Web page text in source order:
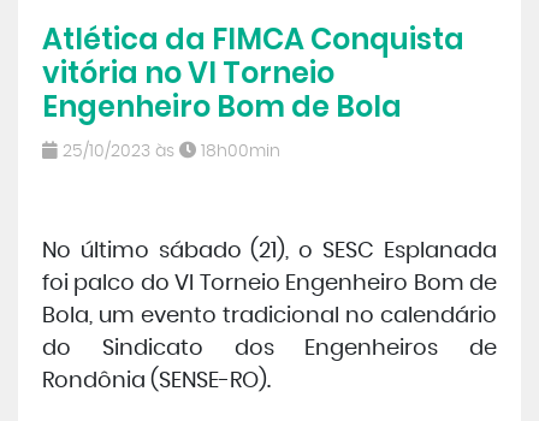
Cursos deGraduação
Ensino
Informações e Serviços
Imprensa
Central de Atendimento
Atlética da FIMCA Conquista
vitória no VI Torneio
Engenheiro Bom de Bola
25/10/2023 às 18h00min
No último sábado (21), o SESC Esplanada
foi palco do VI Torneio Engenheiro Bom de
Bola, um evento tradicional no calendário
do Sindicato dos Engenheiros de
Rondônia (SENSE-RO).